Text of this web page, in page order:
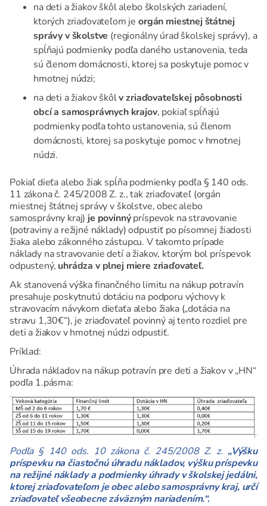
na deti a žiakov škôl alebo školských zariadení,
ktorých zriaďovateľom je orgán miestnej štátnej
správyv školstve (regionálny úrad školskej správy), a
spĺňajú podmienky podľa daného ustanovenia, teda
sú členom domácnosti, ktorej sa poskytuje pomoc v
hmotnej núdzi;
na deti a žiakov škôlv zriaďovateľskej pôsobnosti
obcí a samosprávnych krajov, pokiaľ spĺňajú
podmienky podľa tohto ustanovenia, sú členom
domácnosti, ktorej sa poskytuje pomoc v hmotnej
núdzi.
Pokiaľ dieťa alebo žiak spĺňa podmienky podľa § 140 ods.
11 zákona č. 245/2008 Z. z., tak zriaďovateľ (orgán
miestnej štátnej správy v školstve, obec alebo
samosprávny kraj) je povinnýpríspevok na stravovanie
(potraviny a režijné náklady) odpustiť po písomnej žiadosti
žiaka alebo zákonného zástupcu. V takomto prípade
náklady na stravovanie detí a žiakov, ktorým bol príspevok
odpustený, uhrádza v plnej miere zriaďovateľ.
Ak stanovená výška finančného limitu na nákup potravín
presahuje poskytnutú dotáciu na podporu výchovy k
stravovacím návykom dieťaťa alebo žiaka („dotácia na
stravu 1,30€“), je zriaďovateľ povinný aj tento rozdiel pre
deti a žiakov v hmotnej núdzi odpustiť.
Príklad:
Úhrada nákladov na nákup potravín pre deti a žiakov v „HN“
podľa 1.pásma:
Podľa § 140 ods. 10 zákona č. 245/2008 Z. z. „Výšku
príspevku na čiastočnú úhradu nákladov, výšku príspevku
na režijné náklady a podmienky úhrady v školskej jedálni,
ktorej zriaďovateľom je obec alebo samosprávny kraj, určí
zriaďovateľ všeobecne záväzným nariadením.“.